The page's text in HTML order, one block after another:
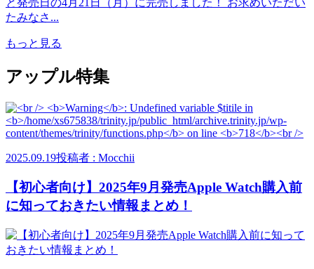
と発売日の4月21日（月）に完売しました！ お求めいただい
たみなさ...
もっと見る
アップル特集
2025.09.19投稿者 : Mocchii
【初心者向け】2025年9月発売Apple Watch購入前
に知っておきたい情報まとめ！